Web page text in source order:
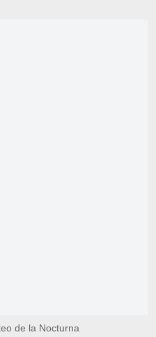
de la Nocturna